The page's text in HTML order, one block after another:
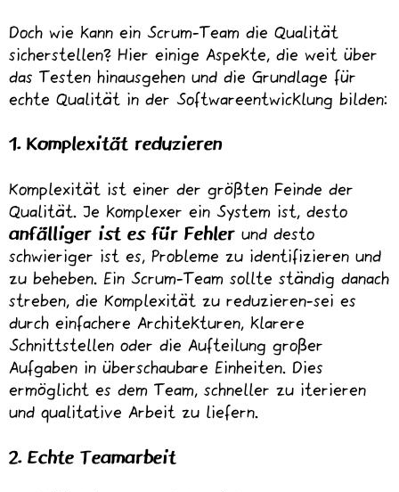
Doch wie kann ein Scrum-Team die Qualität
sicherstellen? Hier einige Aspekte, die weit über
das Testen hinausgehen und die Grundlage für
echte Qualität in der Softwareentwicklung bilden:
1. Komplexität reduzieren
Komplexität ist einer der größten Feinde der
Qualität. Je komplexer ein System ist, desto
anfälliger ist es für Fehler und desto
schwieriger ist es, Probleme zu identifizieren und
zu beheben. Ein Scrum-Team sollte ständig danach
streben, die Komplexität zu reduzieren-sei es
durch einfachere Architekturen, klarere
Schnittstellen oder die Aufteilung großer
Aufgaben in überschaubare Einheiten. Dies
ermöglicht es dem Team, schneller zu iterieren
und qualitative Arbeit zu liefern.
2. Echte Teamarbeit